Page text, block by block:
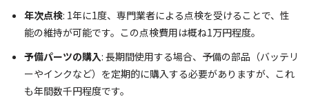
年次点検: 1年に1度、専門業者による点検を受けることで、性
能の維持が可能です。この点検費用は概ね1万円程度。
予備パーツの購入: 長期間使用する場合、予備の部品（バッテリ
ーやインクなど）を定期的に購入する必要がありますが、これ
も年間数千円程度です。